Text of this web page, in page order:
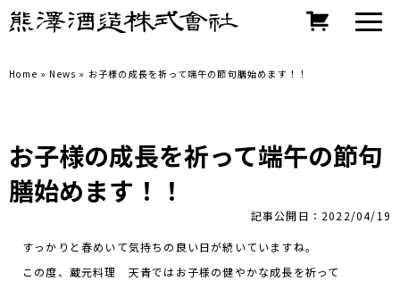
Home » News » お子様の成長を祈って端午の節句膳始めます！！
お子様の成長を祈って端午の節句
膳始めます！！
記事公開日：2022/04/19
すっかりと春めいて気持ちの良い日が続いていますね。
この度、蔵元料理 天青ではお子様の健やかな成長を祈って